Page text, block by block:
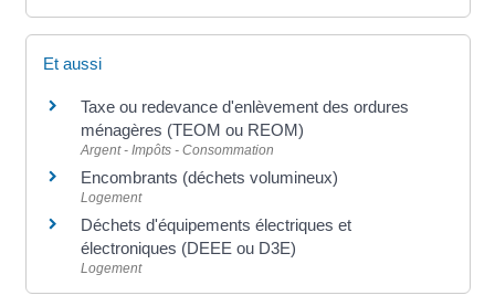
Et aussi
Taxe ou redevance d'enlèvement des ordures
ménagères (TEOM ou REOM)
Argent - Impôts - Consommation
Encombrants (déchets volumineux)
Logement
Déchets d'équipements électriques et
électroniques (DEEE ou D3E)
Logement